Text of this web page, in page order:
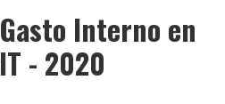
Interno en
- 2020